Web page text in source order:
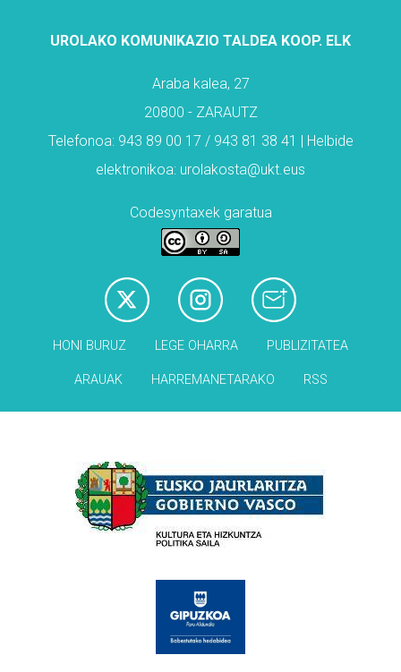
UROLAKO KOMUNIKAZIO TALDEA KOOP. ELK
Araba kalea, 27
20800 - ZARAUTZ
Telefonoa: 943 89 00 17 / 943 81 38 41 | Helbide
elektronikoa: urolakosta@ukt.eus
Codesyntaxek garatua
HONI BURUZ LEGE OHARRA PUBLIZITATEA
ARAUAK HARREMANETARAKO RSS